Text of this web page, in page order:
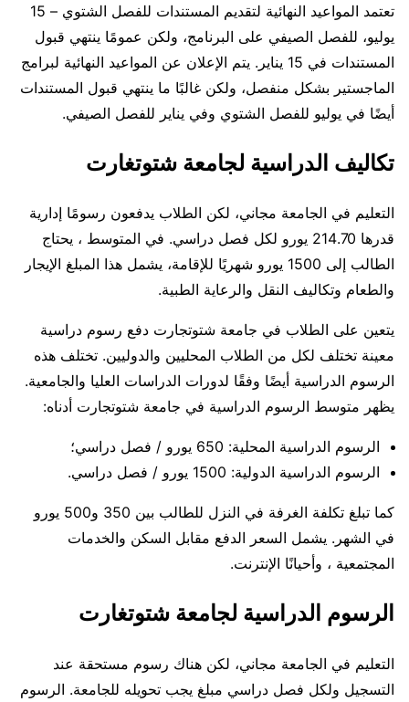
تعتمد المواعيد النهائية لتقديم المستندات للفصل الشتوي – 15
يوليو، للفصل الصيفي على البرنامج، ولكن عمومًا ينتهي قبول
المستندات في 15 يناير. يتم الإعلان عن المواعيد النهائية لبرامج
الماجستير بشكل منفصل، ولكن غالبًا ما ينتهي قبول المستندات
أيضًا في يوليو للفصل الشتوي وفي يناير للفصل الصيفي.
تكاليف الدراسية لجامعة شتوتغارت
التعليم في الجامعة مجاني، لكن الطلاب يدفعون رسومًا إدارية
قدرها 214.70 يورو لكل فصل دراسي. في المتوسط ​​، يحتاج
الطالب إلى 1500 يورو شهريًا للإقامة، يشمل هذا المبلغ الإيجار
والطعام وتكاليف النقل والرعاية الطبية.
يتعين على الطلاب في جامعة شتوتجارت دفع رسوم دراسية
معينة تختلف لكل من الطلاب المحليين والدوليين. تختلف هذه
الرسوم الدراسية أيضًا وفقًا لدورات الدراسات العليا والجامعية.
يظهر متوسط ​​الرسوم الدراسية في جامعة شتوتجارت أدناه:
الرسوم الدراسية المحلية: 650 يورو / فصل دراسي؛
الرسوم الدراسية الدولية: 1500 يورو / فصل دراسي.
كما تبلغ تكلفة الغرفة في النزل للطالب بين 350 و500 يورو
في الشهر. يشمل السعر الدفع مقابل السكن والخدمات
المجتمعية ، وأحيانًا الإنترنت.
الرسوم الدراسية لجامعة شتوتغارت
التعليم في الجامعة مجاني، لكن هناك رسوم مستحقة عند
التسجيل ولكل فصل دراسي مبلغ يجب تحويله للجامعة. الرسوم